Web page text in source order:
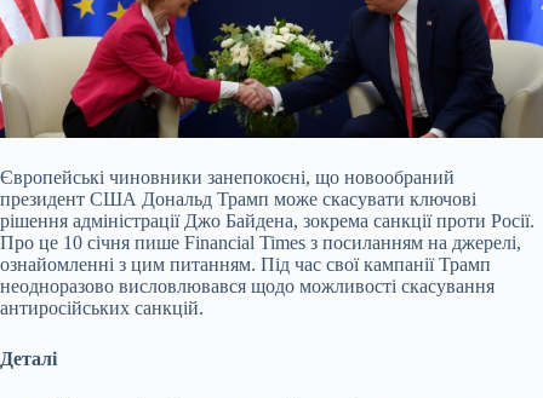
Європейські чиновники занепокоєні, що новообраний
президент США Дональд Трамп може скасувати ключові
рішення адміністрації Джо Байдена, зокрема санкції проти Росії.
Про це 10 січня пише Financial Times з посиланням на джерелі,
ознайомленні з цим питанням. Під час свої кампанії Трамп
неодноразово висловлювався щодо можливості скасування
антиросійських санкцій.
Деталі